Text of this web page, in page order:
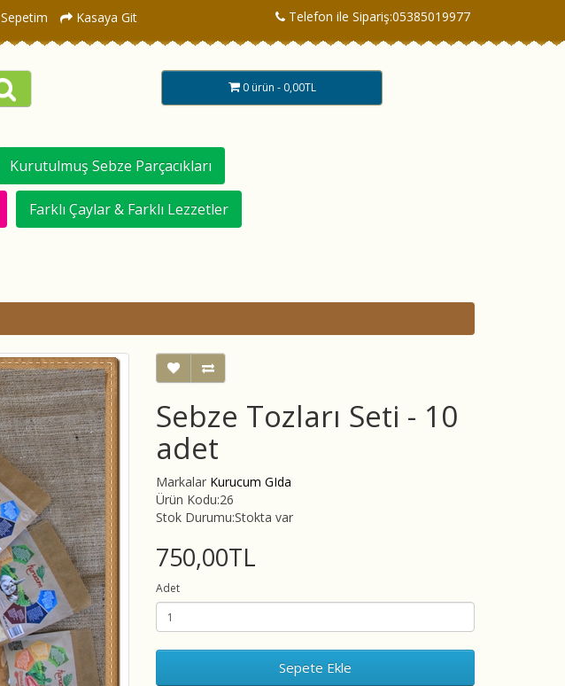
Sepetim Kasaya Git Telefon ile Sipariş:05385019977
0 ürün - 0,00TL
Kurutulmuş Sebze Parçacıkları
Farklı Çaylar & Farklı Lezzetler
Sebze Tozları Seti - 10
adet
Markalar Kurucum GIda
Ürün Kodu:26
Stok Durumu:Stokta var
750,00TL
Adet
Sepete Ekle